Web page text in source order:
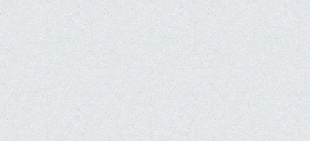
Phone : 00982537742819 Fax : 00982537749184 Contact
Us : info [@] makarem [.] ir